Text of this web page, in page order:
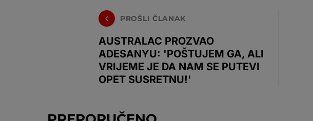
PROŠLI ČLANAK
AUSTRALAC PROZVAO
ADESANYU: 'POŠTUJEM GA, ALI
VRIJEME JE DA NAM SE PUTEVI
OPET SUSRETNU!'